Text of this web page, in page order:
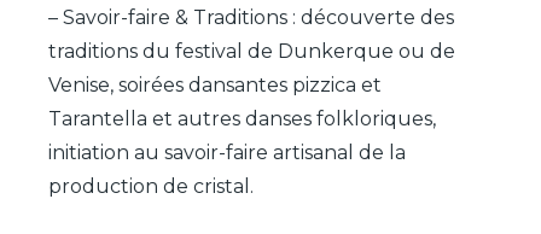
– Savoir-faire & Traditions : découverte des
traditions du festival de Dunkerque ou de
Venise, soirées dansantes pizzica et
Tarantella et autres danses folkloriques,
initiation au savoir-faire artisanal de la
production de cristal.